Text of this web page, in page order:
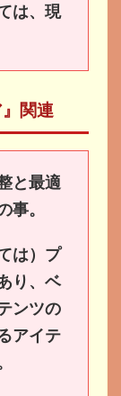
は、現
関連
と最適
事。
は）プ
り、ベ
ンツの
アイテ